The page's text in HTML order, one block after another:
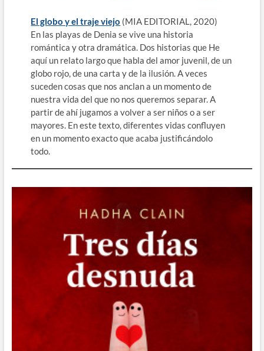
El globo y el traje viejo (MIA EDITORIAL, 2020)
En las playas de Denia se vive una historia
romántica y otra dramática. Dos historias que He
aquí un relato largo que habla del amor juvenil, de un
globo rojo, de una carta y de la ilusión. A veces
suceden cosas que nos anclan a un momento de
nuestra vida del que no nos queremos separar. A
partir de ahí jugamos a volver a ser niños o a ser
mayores. En este texto, diferentes vidas confluyen
en un momento exacto que acaba justificándolo
todo.